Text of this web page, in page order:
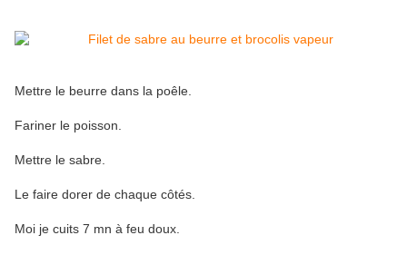
Mettre le beurre dans la poêle.
Fariner le poisson.
Mettre le sabre.
Le faire dorer de chaque côtés.
Moi je cuits 7 mn à feu doux.